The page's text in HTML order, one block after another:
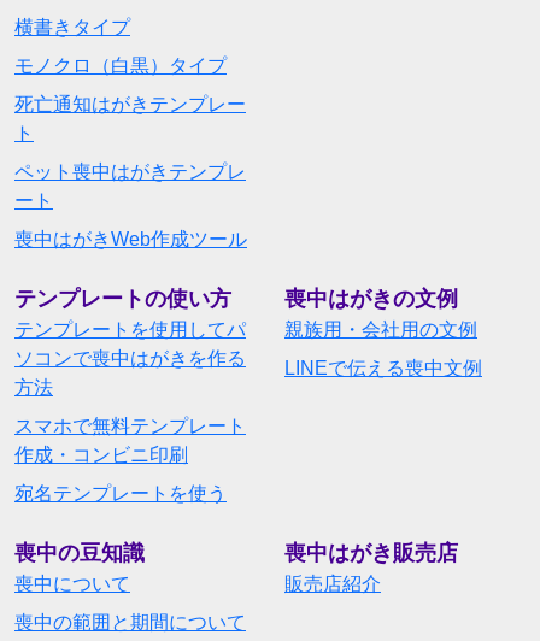
横書きタイプ
モノクロ（白黒）タイプ
死亡通知はがきテンプレー
ト
ペット喪中はがきテンプレ
ート
喪中はがきWeb作成ツール
テンプレートの使い方
テンプレートを使用してパ
ソコンで喪中はがきを作る
方法
スマホで無料テンプレート
作成・コンビニ印刷
宛名テンプレートを使う
喪中はがきの文例
親族用・会社用の文例
LINEで伝える喪中文例
喪中の豆知識
喪中について
喪中の範囲と期間について
喪中はがき販売店
販売店紹介